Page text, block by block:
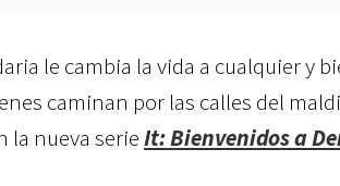
le cambia la vida a cualquier y
caminan por las calles del
la nueva serieIt: Bienvenidos a